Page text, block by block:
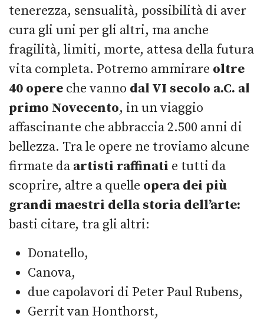
tenerezza, sensualità, possibilità di aver
cura gli uni per gli altri, ma anche
fragilità, limiti, morte, attesa della futura
vita completa. Potremo ammirare oltre
40 opere che vanno dal VI secolo a.C. al
primo Novecento, in un viaggio
affascinante che abbraccia 2.500 anni di
bellezza. Tra le opere ne troviamo alcune
firmate da artisti raffinati e tutti da
scoprire, altre a quelle opera dei più
grandi maestri della storia dell’arte:
basti citare, tra gli altri:
Donatello,
Canova,
due capolavori di Peter Paul Rubens,
Gerrit van Honthorst,